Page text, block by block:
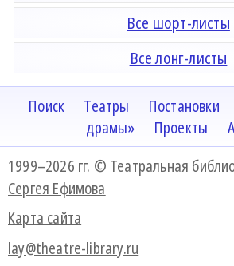
Все шорт-листы
Все лонг-листы
Поиск Театры Постановки
драмы»
Проекты
1999–2026 гг. © Театральная
Сергея Ефимова
Карта сайта
lay@theatre-library.ru